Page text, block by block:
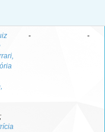
;
- -